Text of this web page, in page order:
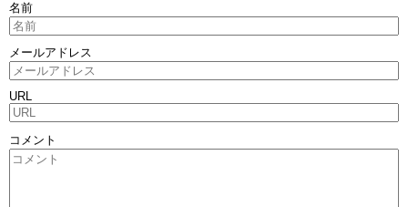
名前
メールアドレス
URL
コメント